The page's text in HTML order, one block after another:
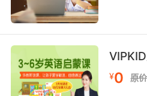
我们已经 有合适的人选了
7. Et nous avons pour
voie.
我们的使命是为国王开辟道
¥0 原